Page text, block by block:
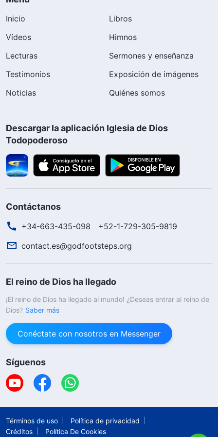
Inicio
Libros
Vídeos
Himnos
Lecturas
Sermones y enseñanza
Testimonios
Exposición de imágenes
Noticias
Quiénes somos
Descargar la aplicación Iglesia de Dios
Todopoderoso
Contáctanos
+34-663-435-098
+52-1-729-305-9819
contact.es@godfootsteps.org
El reino de Dios ha llegado
¡El reino de Dios ha llegado al mundo! ¿Deseas entrar al reino de
Dios? Saber más
Conéctate con nosotros en Messenger
Síguenos
Términos de uso
Política de privacidad
Créditos
Política De Cookies